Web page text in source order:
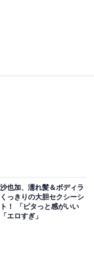
也加、濡れ髪＆ボディラ
っきりの大胆セクシーシ
！ 「ピタっと感がいい
エロすぎ」